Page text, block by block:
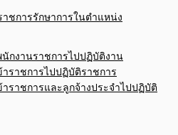
าชการรักษาการในตำแหน่ง
กงานราชการไปปฏิบัติงาน
ราชการไปปฏิบัติราชการ
ราชการและลูกจ้างประจำไปปฏิบัติ